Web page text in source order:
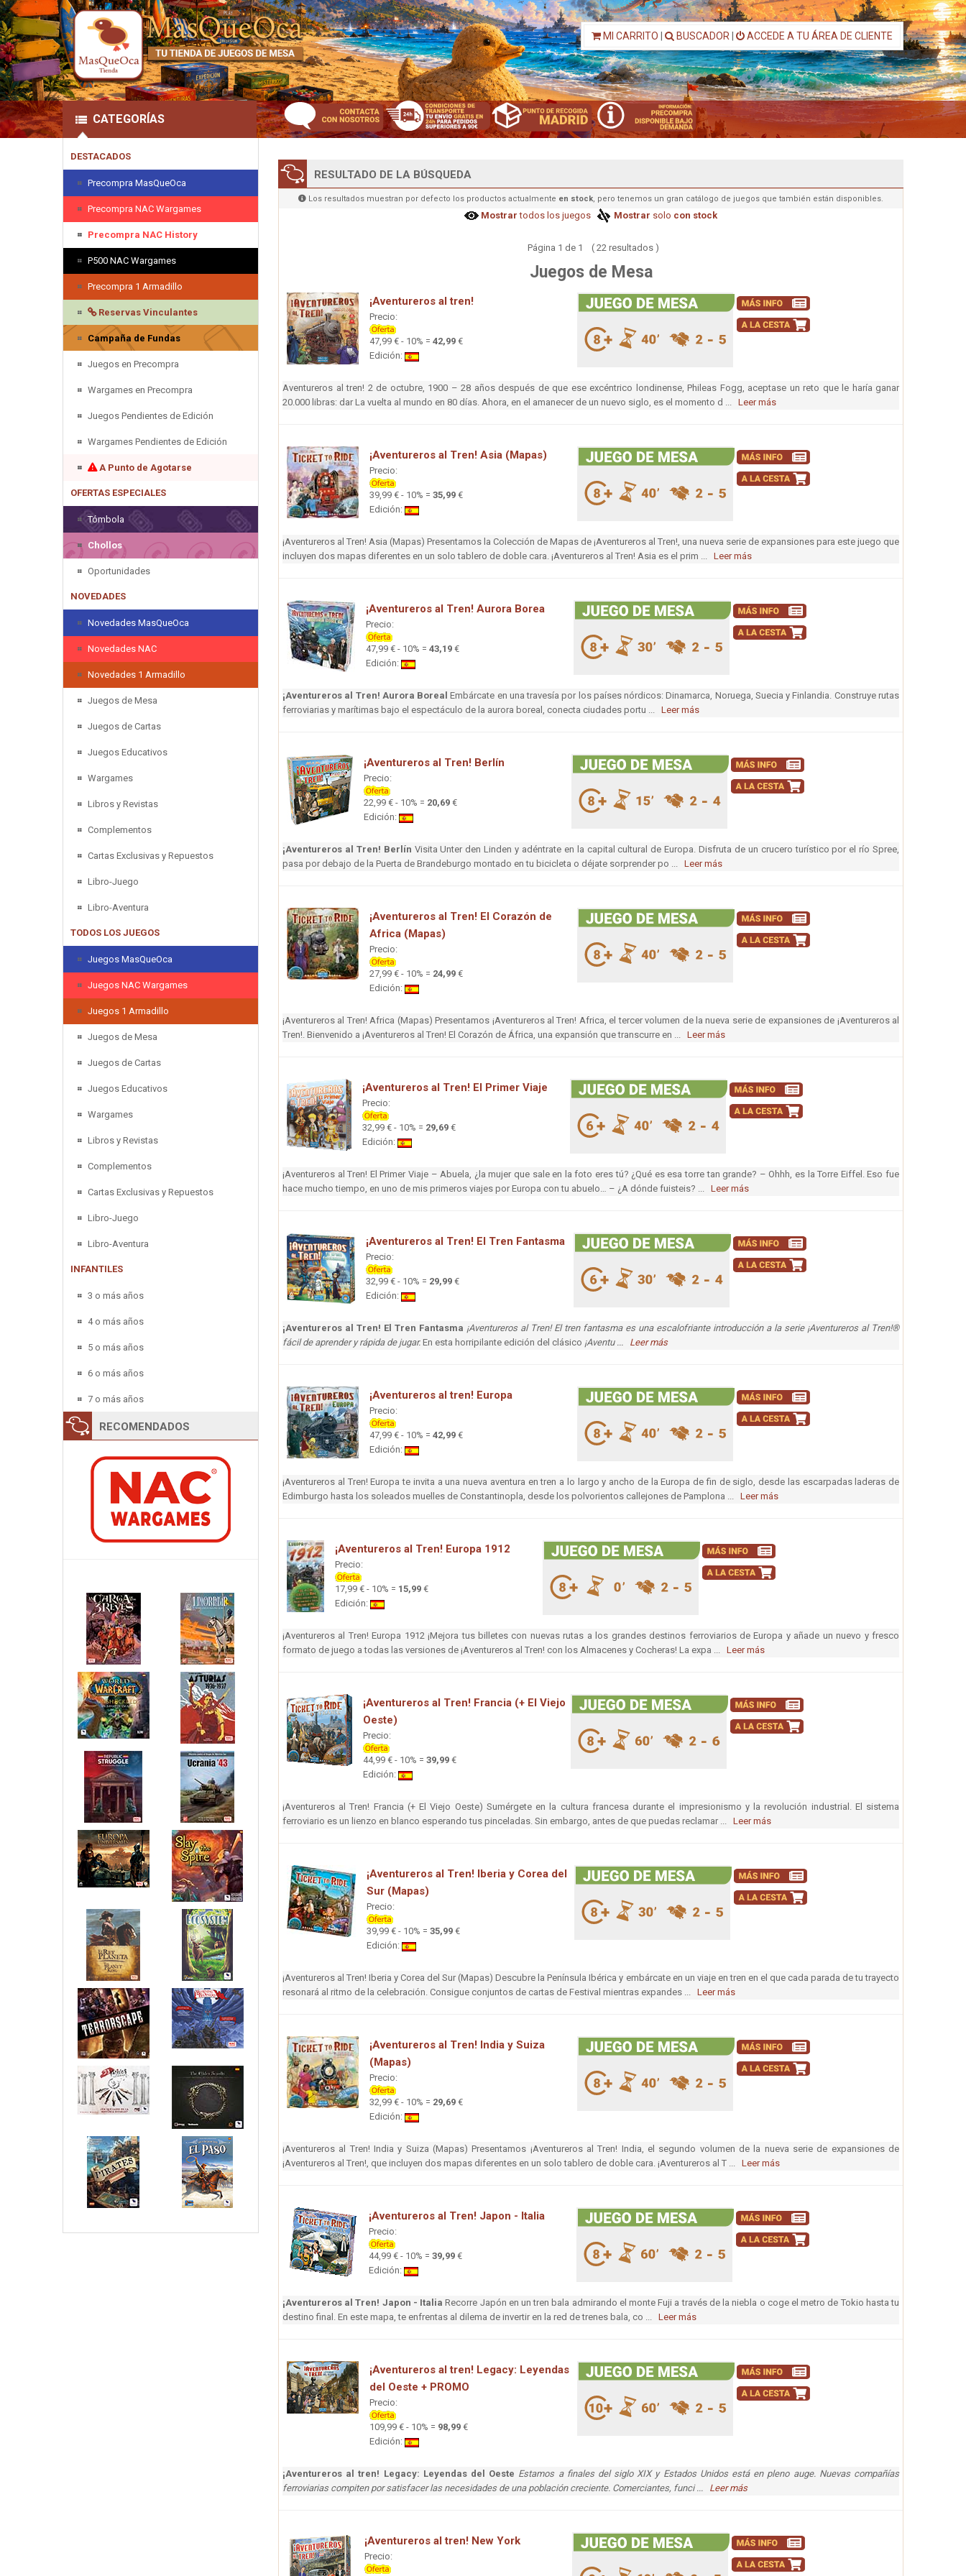
MI CARRITO BUSCADOR ACCEDE A TU ÁREA DE CLIENTE
CATEGORÍAS
DESTACADOS
Precompra MasQueOca
Precompra NAC Wargames
Precompra NAC History
P500 NAC Wargames
Precompra 1 Armadillo
Reservas Vinculantes
Campaña de Fundas
Juegos en Precompra
Wargames en Precompra
Juegos Pendientes de Edición
Wargames Pendientes de Edición
A Punto de Agotarse
OFERTAS ESPECIALES
Tómbola
Chollos
Oportunidades
NOVEDADES
Novedades MasQueOca
Novedades NAC
Novedades 1 Armadillo
Juegos de Mesa
Juegos de Cartas
Juegos Educativos
Wargames
Libros y Revistas
Complementos
Cartas Exclusivas y Repuestos
Libro-Juego
Libro-Aventura
TODOS LOS JUEGOS
Juegos MasQueOca
Juegos NAC Wargames
Juegos 1 Armadillo
Juegos de Mesa
Juegos de Cartas
Juegos Educativos
Wargames
Libros y Revistas
Complementos
Cartas Exclusivas y Repuestos
Libro-Juego
Libro-Aventura
INFANTILES
3 o más años
4 o más años
5 o más años
6 o más años
7 o más años
RECOMENDADOS
RESULTADO DE LA BÚSQUEDA
Los resultados muestran por defecto los productos actualmente en stock, pero tenemos un gran catálogo de juegos que también están disponibles.
Mostrar todos los juegos Mostrar solo con stock
Página 1 de 1 ( 22 resultados )
Juegos de Mesa
¡Aventureros al tren!
Precio:
47,99 € - 10% = 42,99 €
Edición:
Aventureros al tren! 2 de octubre, 1900 – 28 años después de que ese excéntrico londinense, Phileas Fogg, aceptase un reto que le haría ganar
20.000 libras: dar La vuelta al mundo en 80 días. Ahora, en el amanecer de un nuevo siglo, es el momento d ... Leer más
¡Aventureros al Tren! Asia (Mapas)
Precio:
39,99 € - 10% = 35,99 €
Edición:
¡Aventureros al Tren! Asia (Mapas) Presentamos la Colección de Mapas de ¡Aventureros al Tren!, una nueva serie de expansiones para este juego que
incluyen dos mapas diferentes en un solo tablero de doble cara. ¡Aventureros al Tren! Asia es el prim ... Leer más
¡Aventureros al Tren! Aurora Borea
Precio:
47,99 € - 10% = 43,19 €
Edición:
¡Aventureros al Tren! Aurora Boreal Embárcate en una travesía por los países nórdicos: Dinamarca, Noruega, Suecia y Finlandia. Construye rutas
ferroviarias y marítimas bajo el espectáculo de la aurora boreal, conecta ciudades portu ... Leer más
¡Aventureros al Tren! Berlín
Precio:
22,99 € - 10% = 20,69 €
Edición:
¡Aventureros al Tren! Berlín Visita Unter den Linden y adéntrate en la capital cultural de Europa. Disfruta de un crucero turístico por el río Spree,
pasa por debajo de la Puerta de Brandeburgo montado en tu bicicleta o déjate sorprender po ... Leer más
¡Aventureros al Tren! El Corazón de
Africa (Mapas)
Precio:
27,99 € - 10% = 24,99 €
Edición:
¡Aventureros al Tren! Africa (Mapas) Presentamos ¡Aventureros al Tren! Africa, el tercer volumen de la nueva serie de expansiones de ¡Aventureros al
Tren!. Bienvenido a ¡Aventureros al Tren! El Corazón de África, una expansión que transcurre en ... Leer más
¡Aventureros al Tren! El Primer Viaje
Precio:
32,99 € - 10% = 29,69 €
Edición:
¡Aventureros al Tren! El Primer Viaje – Abuela, ¿la mujer que sale en la foto eres tú? ¿Qué es esa torre tan grande? – Ohhh, es la Torre Eiffel. Eso fue
hace mucho tiempo, en uno de mis primeros viajes por Europa con tu abuelo… – ¿A dónde fuisteis? ... Leer más
¡Aventureros al Tren! El Tren Fantasma
Precio:
32,99 € - 10% = 29,99 €
Edición:
¡Aventureros al Tren! El Tren Fantasma ¡Aventureros al Tren! El tren fantasma es una escalofriante introducción a la serie ¡Aventureros al Tren!®
fácil de aprender y rápida de jugar. En esta horripilante edición del clásico ¡Aventu ... Leer más
¡Aventureros al tren! Europa
Precio:
47,99 € - 10% = 42,99 €
Edición:
¡Aventureros al Tren! Europa te invita a una nueva aventura en tren a lo largo y ancho de la Europa de fin de siglo, desde las escarpadas laderas de
Edimburgo hasta los soleados muelles de Constantinopla, desde los polvorientos callejones de Pamplona ... Leer más
¡Aventureros al Tren! Europa 1912
Precio:
17,99 € - 10% = 15,99 €
Edición:
¡Aventureros al Tren! Europa 1912 ¡Mejora tus billetes con nuevas rutas a los grandes destinos ferroviarios de Europa y añade un nuevo y fresco
formato de juego a todas las versiones de ¡Aventureros al Tren! con los Almacenes y Cocheras! La expa ... Leer más
¡Aventureros al Tren! Francia (+ El Viejo
Oeste)
Precio:
44,99 € - 10% = 39,99 €
Edición:
¡Aventureros al Tren! Francia (+ El Viejo Oeste) Sumérgete en la cultura francesa durante el impresionismo y la revolución industrial. El sistema
ferroviario es un lienzo en blanco esperando tus pinceladas. Sin embargo, antes de que puedas reclamar ... Leer más
¡Aventureros al Tren! Iberia y Corea del
Sur (Mapas)
Precio:
39,99 € - 10% = 35,99 €
Edición:
¡Aventureros al Tren! Iberia y Corea del Sur (Mapas) Descubre la Península Ibérica y embárcate en un viaje en tren en el que cada parada de tu trayecto
resonará al ritmo de la celebración. Consigue conjuntos de cartas de Festival mientras expandes ... Leer más
¡Aventureros al Tren! India y Suiza
(Mapas)
Precio:
32,99 € - 10% = 29,69 €
Edición:
¡Aventureros al Tren! India y Suiza (Mapas) Presentamos ¡Aventureros al Tren! India, el segundo volumen de la nueva serie de expansiones de
¡Aventureros al Tren!, que incluyen dos mapas diferentes en un solo tablero de doble cara. ¡Aventureros al T ... Leer más
¡Aventureros al Tren! Japon - Italia
Precio:
44,99 € - 10% = 39,99 €
Edición:
¡Aventureros al Tren! Japon - Italia Recorre Japón en un tren bala admirando el monte Fuji a través de la niebla o coge el metro de Tokio hasta tu
destino final. En este mapa, te enfrentas al dilema de invertir en la red de trenes bala, co ... Leer más
¡Aventureros al tren! Legacy: Leyendas
del Oeste + PROMO
Precio:
109,99 € - 10% = 98,99 €
Edición:
¡Aventureros al tren! Legacy: Leyendas del Oeste Estamos a finales del siglo XIX y Estados Unidos está en pleno auge. Nuevas compañías
ferroviarias compiten por satisfacer las necesidades de una población creciente. Comerciantes, funci ... Leer más
¡Aventureros al tren! New York
Precio: